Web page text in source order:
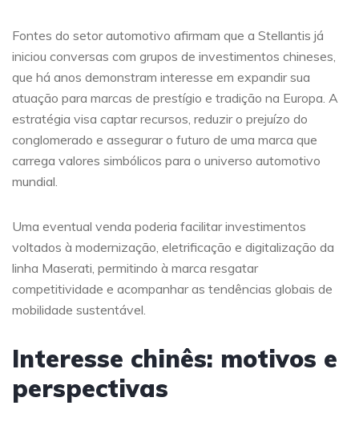
Fontes do setor automotivo afirmam que a Stellantis já
iniciou conversas com grupos de investimentos chineses,
que há anos demonstram interesse em expandir sua
atuação para marcas de prestígio e tradição na Europa. A
estratégia visa captar recursos, reduzir o prejuízo do
conglomerado e assegurar o futuro de uma marca que
carrega valores simbólicos para o universo automotivo
mundial.
Uma eventual venda poderia facilitar investimentos
voltados à modernização, eletrificação e digitalização da
linha Maserati, permitindo à marca resgatar
competitividade e acompanhar as tendências globais de
mobilidade sustentável.
Interesse chinês: motivos e
perspectivas